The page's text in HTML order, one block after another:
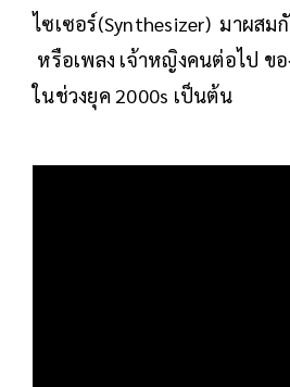
ไซเซอร์(Synthesizer) มาผสม
หรือเพลง เจ้าหญิงคนต่อไป ข
ในช่วงยุค 2000s เป็นต้น